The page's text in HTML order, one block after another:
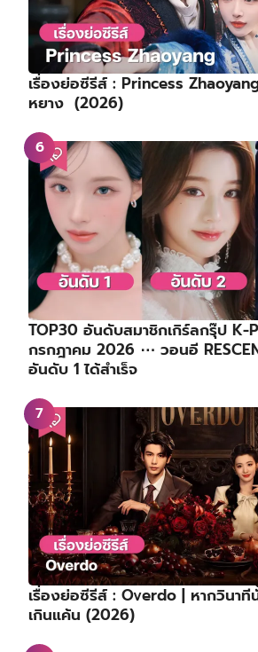
เรื่องย่อซีรีส์ : Princess
หยาง (2026)
TOP30 อันดับสมาชิกเกิร์ลกรุ๊ป K-
กรกฎาคม 2026 ⋯ วอนอี
อันดับ 1 ได้สำเร็จ
เรื่องย่อซีรีส์ : Overdo | หากวินาที
เกินแค้น (2026)